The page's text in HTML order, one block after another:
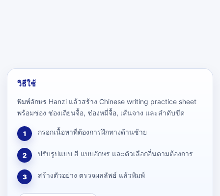
วิธีใช้
พิมพ์อักษร Hanzi แล้วสร้าง Chinese writing practice sheet
พร้อมช่อง ช่องเถียนจื้อ, ช่องหมี่จื้อ, เส้นจาง และลำดับขีด
1 กรอกเนื้อหาที่ต้องการฝึกทางด้านซ้าย
2 ปรับรูปแบบ สี แบบอักษร และตัวเลือกอื่นตามต้องการ
3 สร้างตัวอย่าง ตรวจผลลัพธ์ แล้วพิมพ์